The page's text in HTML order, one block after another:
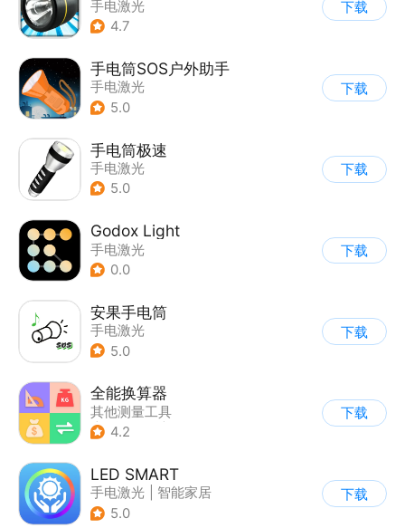
手电激光
4.7
下载
手电筒SOS户外助手
手电激光
5.0
下载
手电筒极速
手电激光
5.0
下载
Godox Light
手电激光
0.0
下载
安果手电筒
手电激光
5.0
下载
全能换算器
其他测量工具
| 手电激光
4.2
下载
LED SMART
手电激光
智能家居
5.0
下载